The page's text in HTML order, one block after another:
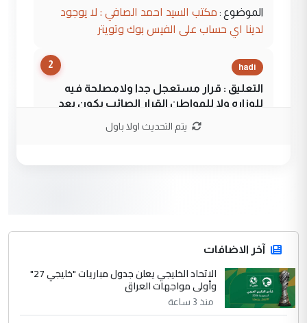
الموضوع : مكتب السيد احمد الصافي : لا يوجود
لدينا اي حساب على الفيس بوك وتويتر
2 hadi
التعليق : قرار مستعجل جدا ولامصلحة فيه
للوزاره ولا للمواطن القرار الصائب يكون بعد
جنسية الرافد الثالث للعراق ومن اصول عريقة
ابا فرات ...
الموضوع :
الجواهري يرد على صدام حسين سل
مضجعيك يابن الزنا (نص كامل)
يتم التحديث اولا باول
آخر الاضافات
الاتحاد الخليجي يعلن جدول مباريات "خليجي 27"
وأولى مواجهات العراق
منذ 3 ساعة